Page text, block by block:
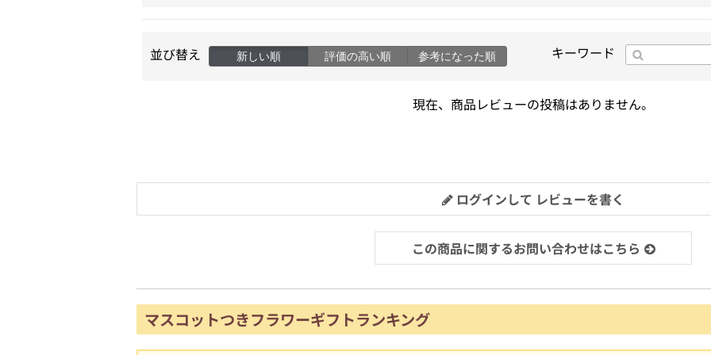
並び替え 新しい順 評価の高い順 参考になった順 キーワード
現在、商品レビューの投稿はありません。
ログインして レビューを書く
この商品に関するお問い合わせはこちら
マスコットつきフラワーギフトランキング